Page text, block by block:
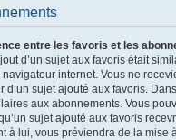
entre les favoris et les
d’un sujet aux favoris était
internet. Vous ne
d’un sujet ajouté aux favoris.
aux abonnements. Vous
sujet ajouté aux favoris
à lui, vous préviendra de la mise